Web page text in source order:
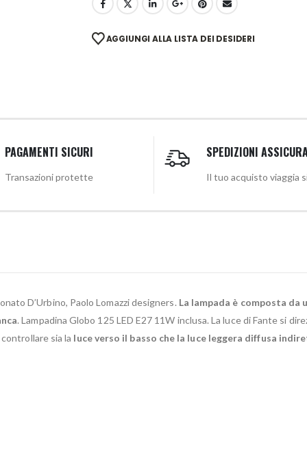
AGGIUNGI ALLA LISTA DEI DESIDERI
PAGAMENTI SICURI
Transazioni protette
SPEDIZIONI
Il tuo acquisto viaggia
D’Urbino, Paolo Lomazzi designers. La lampada è composta da
. Lampadina Globo 125 LED E27 11W inclusa. La luce di Fante si
sia la luce verso il basso che la luce leggera diffusa